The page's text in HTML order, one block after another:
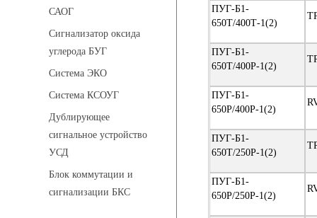
САОГ
Сигнализатор оксида
углерода БУГ
Система ЭКО
Система КСОУГ
Дублирующее
сигнальное устройство
УСД
Блок коммутации и
сигнализации БКС
ПУГ-Б1-
650Т/400Т-1(2)
ПУГ-Б1-
650Т/400Р-1(2)
ПУГ-Б1-
650Р/400Р-1(2)
ПУГ-Б1-
650Т/250Р-1(2)
ПУГ-Б1-
650Р/250Р-1(2)